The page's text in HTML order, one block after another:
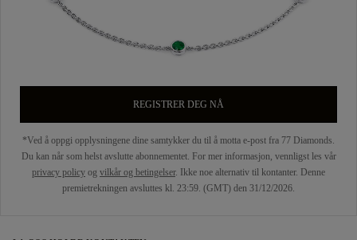
REGISTRER DEG NÅ
*Ved å oppgi opplysningene dine samtykker du til å motta e-post fra 77 Diamonds.
Du kan når som helst avslutte abonnementet. For mer informasjon, vennligst les vår
privacy policy og vilkår og betingelser. Ikke noe alternativ til kontanter. Denne
premietrekningen avsluttes kl. 23:59. (GMT) den 31/12/2026.